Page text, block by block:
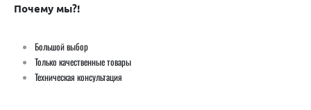
Почему мы?!
Большой выбор
Только качественные товары
Техническая консультация